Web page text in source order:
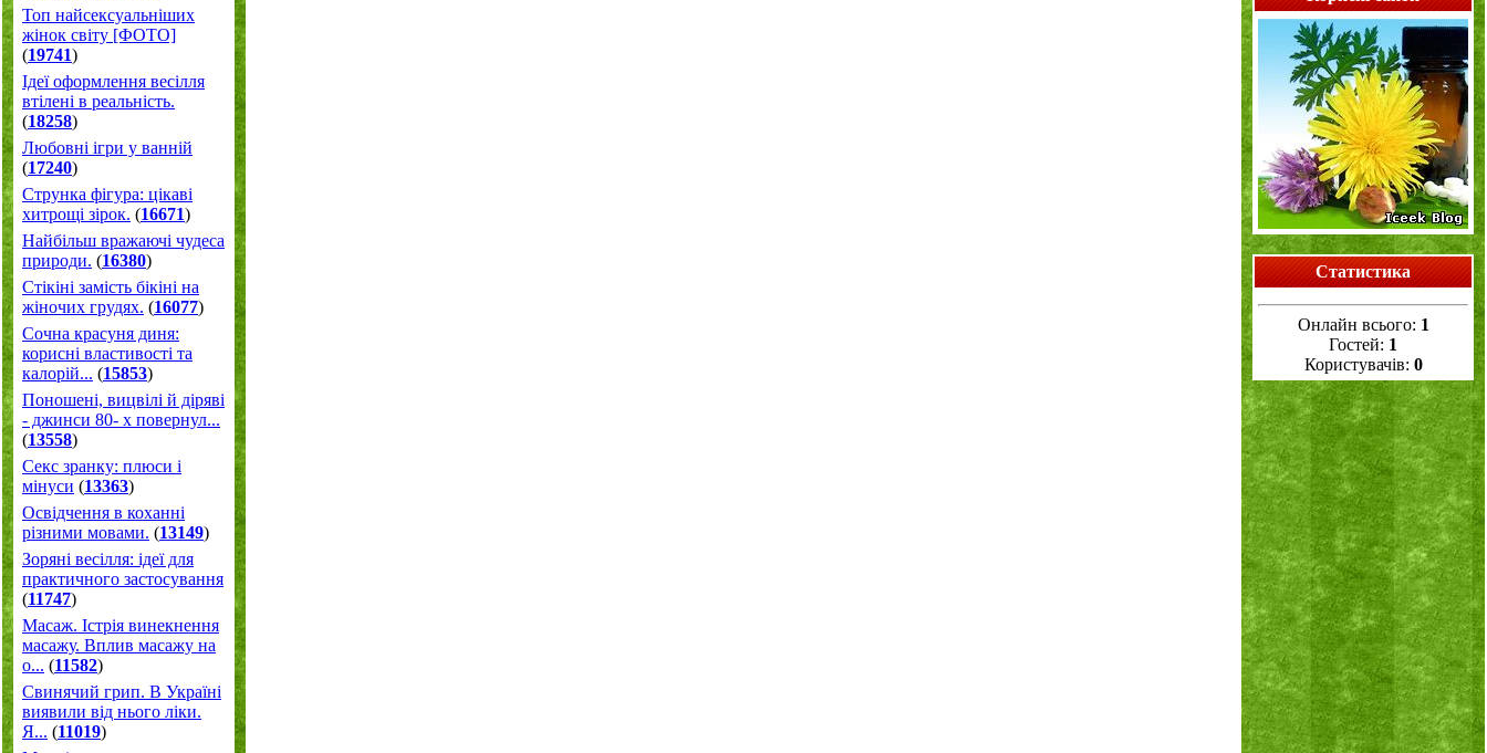
Топ найсексуальніших
жінок світу [ФОТО]
(19741)
Ідеї оформлення весілля
втілені в реальність.
(18258)
Любовні ігри у ванній
(17240)
Струнка фігура: цікаві
хитрощі зірок. (16671)
Найбільш вражаючі чудеса
природи. (16380)
Стікіні замість бікіні на
жіночих грудях. (16077)
Сочна красуня диня:
корисні властивості та
калорій... (15853)
Поношені, вицвілі й діряві
- джинси 80- х повернул...
(13558)
Секс зранку: плюси і
мінуси (13363)
Освідчення в коханні
різними мовами. (13149)
Зоряні весілля: ідеї для
практичного застосування
(11747)
Масаж. Істрія винекнення
масажу. Вплив масажу на
о... (11582)
Свинячий грип. В Україні
виявили від нього ліки.
Я... (11019)
Статистика
Онлайн всього: 1
Гостей: 1
Користувачів: 0